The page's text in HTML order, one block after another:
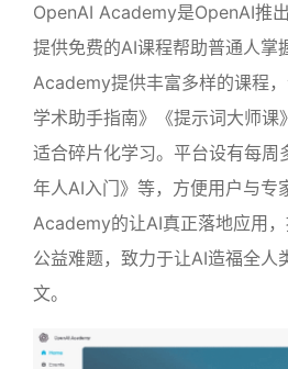
OpenAI Academy是OpenAI推
提供免费的AI课程帮助普通人掌
Academy提供丰富多样的课程
学术助手指南》《提示词大师课
适合碎片化学习。平台设有每周
年人AI入门》等，方便用户与专
Academy的让AI真正落地应用
公益难题，致力于让AI造福全人
文。